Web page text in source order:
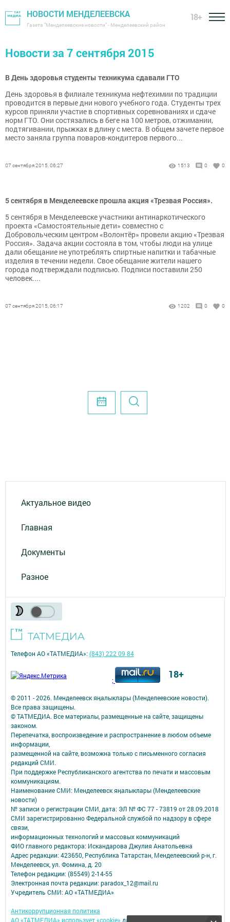
НОВОСТИ МЕНДЕЛЕЕВСКА
Газета "Менделеевские новости" - Менделеевский район
18+
Новости за 7 сентября 2015
В День здоровья студенты техникума сдавали ГТО
День здоровья в филиале техникума нефтехимии по традиции
проводится в первые дни нового учебного года. Студенты трех
курсов приняли участие в спортивных соревнованиях и сдаче
норм ГТО. Они состязались в беге на 100 метров, отжимании,
подтягивании, прыжках в длину с места. В общем зачете первое
место заняла группа поваров-кондитеров первого...
07 сентября 2015, 06:27 1513 0 0
5 сентября в Менделеевске прошла акция «Трезвая Россия».
5 сентября в Менделеевске участники антинаркотического
проекта «Самостоятельные дети» совместно с
Добровольческим центром «Волонтёр» провели акцию «Трезвая
Россия». Задача акции состояла в том, чтобы люди на улице
дали обещание не употреблять спиртные напитки и табачные
изделия в течении недели. Свое обещание жители нашего
города подтверждали подписью. Подписи поставили 250
человек....
07 сентября 2015, 06:17 1202 0 0
Актуальное видео
Главная
Документы
Разное
© 2011 - 2026. Менделеевск яӊалыклары (Менделеевские новости).
Все права защищены.
© ТАТМЕДИА. Все материалы, размещенные на сайте, защищены
законом.
Перепечатка, воспроизведение и распространение в любом объеме
информации,
размещенной на сайте, возможна только с письменного согласия
редакций СМИ.
При поддержке Республиканского агентства по печати и массовым
коммуникациям.
Наименование СМИ: Менделеевск яӊалыклары (Менделеевские
новости)
№ записи о регистрации СМИ, дата: ЭЛ № ФС 77 - 73819 от 28.09.2018
СМИ зарегистрированно Федеральной службой по надзору в сфере
связи,
информационных технологий и массовых коммуникаций
ФИО главного редактора: Искандарова Джулия Анатольевна
Адрес редакции: 423650, Республика Татарстан, Менделеевский р-н, г.
Менделеевск, ул. Фомина, д. 20
Телефон редакции: (85549) 2-14-55
Электронная почта редакции: paradox_12@mail.ru
Учредитель СМИ: АО «ТАТМЕДИА»
Антикоррупционная политика
АО «ТАТМЕДИА» использует «cookie» для персонализации сервисов и
Телефон АО «ТАТМЕДИА»:(843) 222 09 84
; 18+